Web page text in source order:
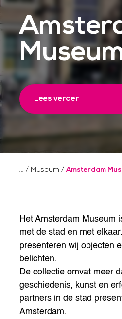
Lees verder
/ Museum /Amsterdam
Het Amsterdam Museum
met de stad en met
presenteren wij objecten
belichten.
De collectie omvat meer
geschiedenis, kunst en
partners in de stad
Amsterdam.